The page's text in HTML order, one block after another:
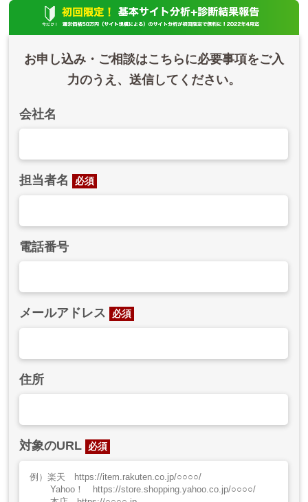
お申し込み・ご相談はこちらに必要事項をご入
力のうえ、送信してください。
会社名
担当者名 必須
電話番号
メールアドレス 必須
住所
対象のURL 必須